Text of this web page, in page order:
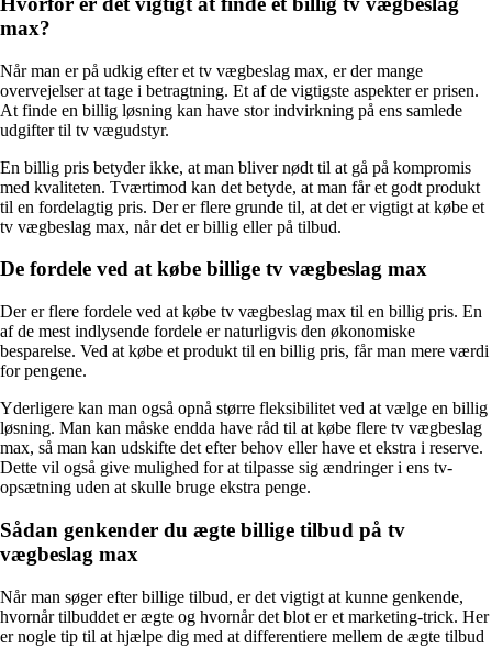
max?
Når man er på udkig efter et tv vægbeslag max, er der mange
overvejelser at tage i betragtning. Et af de vigtigste aspekter er prisen.
At finde en billig løsning kan have stor indvirkning på ens samlede
udgifter til tv vægudstyr.
En billig pris betyder ikke, at man bliver nødt til at gå på kompromis
med kvaliteten. Tværtimod kan det betyde, at man får et godt produkt
til en fordelagtig pris. Der er flere grunde til, at det er vigtigt at købe et
tv vægbeslag max, når det er billig eller på tilbud.
De fordele ved at købe billige tv vægbeslag max
Der er flere fordele ved at købe tv vægbeslag max til en billig pris. En
af de mest indlysende fordele er naturligvis den økonomiske
besparelse. Ved at købe et produkt til en billig pris, får man mere værdi
for pengene.
Yderligere kan man også opnå større fleksibilitet ved at vælge en billig
løsning. Man kan måske endda have råd til at købe flere tv vægbeslag
max, så man kan udskifte det efter behov eller have et ekstra i reserve.
Dette vil også give mulighed for at tilpasse sig ændringer i ens tv-
opsætning uden at skulle bruge ekstra penge.
Sådan genkender du ægte billige tilbud på tv
vægbeslag max
Når man søger efter billige tilbud, er det vigtigt at kunne genkende,
hvornår tilbuddet er ægte og hvornår det blot er et marketing-trick. Her
er nogle tip til at hjælpe dig med at differentiere mellem de ægte tilbud